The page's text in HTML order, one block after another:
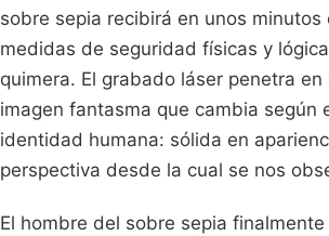
sobre sepia recibirá en unos
medidas de seguridad físicas y
quimera. El grabado láser penetra
imagen fantasma que cambia según
identidad humana: sólida en
perspectiva desde la cual se nos
El hombre del sobre sepia